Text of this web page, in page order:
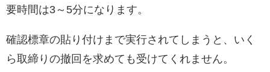
要時間は3～5分になります。
確認標章の貼り付けまで実行されてしまうと、いく
ら取締りの撤回を求めても受けてくれません。